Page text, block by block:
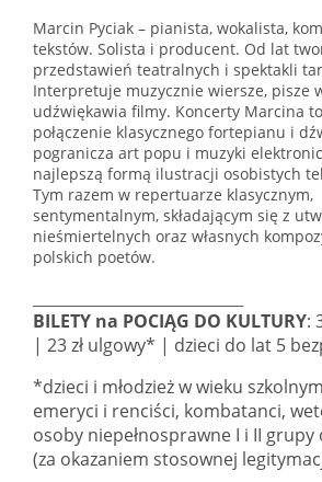
Marcin Pyciak – pianista, wokalista,
tekstów. Solista i producent. Od lat
przedstawień teatralnych i spektakli
Interpretuje muzycznie wiersze, pisze
udźwiękawia filmy. Koncerty Marcina
połączenie klasycznego fortepianu i
pogranicza art popu i muzyki
najlepszą formą ilustracji osobistych
Tym razem w repertuarze klasycznym,
sentymentalnym, składającym się z
nieśmiertelnych oraz własnych
polskich poetów.
BILETY na POCIĄG DO KULTURY:
| 23 zł ulgowy* | dzieci do lat 5
*dzieci i młodzież w wieku
emeryci i renciści, kombatanci,
osoby niepełnosprawne I i II grupy
(za okazaniem stosownej